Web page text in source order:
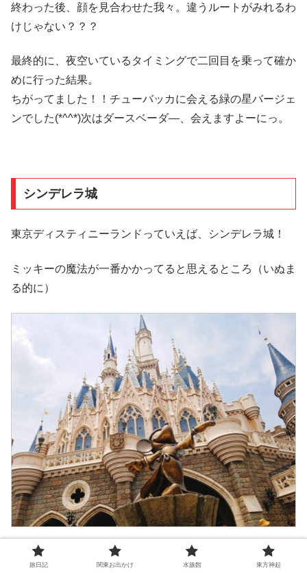
終わった後、顔を見合わせた我々。違うルートがみれるわ
けじゃない？？？
最終的に、夜空いているタイミングで二回目を乗って確か
めに行った結果。
ちがってました！！チューバッカに会える緑の星バージェ
ンでした(*^^*)次はダースベーダ―、会えますよーにっ。
シンデレラ城
東京ディスティニーランドっていえば、シンデレラ城！
ミッキーの魔法が一番かかってると思えるところ（いぬま
る的に）
ミッキーの手のひらから夢の魔法が広がってるぜっ
旅日記 関東お出かけ 水族館 東方神起